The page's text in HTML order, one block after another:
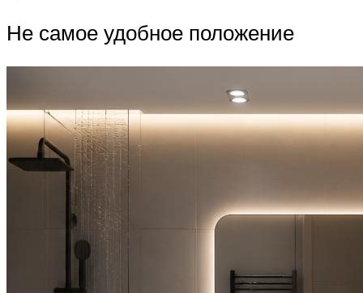
Не самое удобное положение